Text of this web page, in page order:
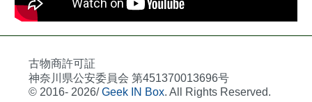
古物商許可証
神奈川県公安委員会 第451370013696号
© 2016- 2026/Geek IN Box. All Rights Reserved.